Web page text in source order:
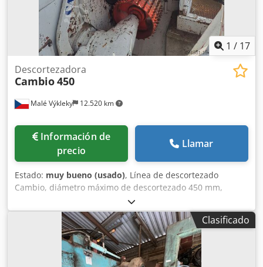
1 / 17
Malé Výkleky 12.520 km
Descortezadora
Cambio450
Información de
precio
Llamar
Estado: muy bueno (usado), Línea de descortezado
Cambio, diámetro máximo de descortezado 450 mm,
transportador transversal de alimentación de 12,5 m de
longitud Cedpfjwvhkvox Aiferf
Clasificado